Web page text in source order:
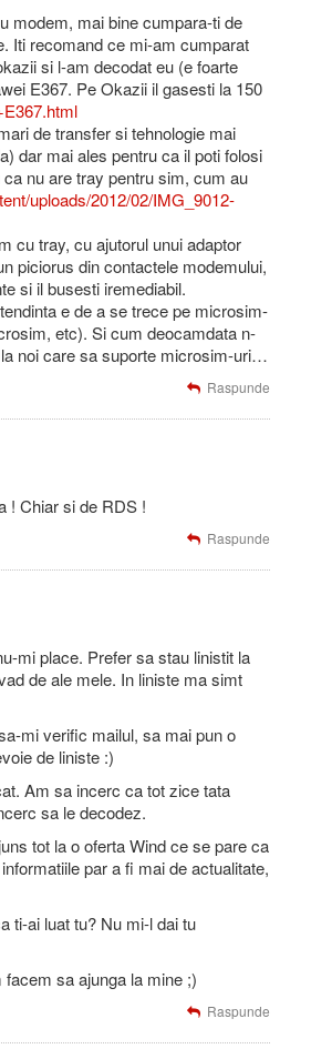
modem, mai bine cumpara-ti de
Iti recomand ce mi-am cumparat
si l-am decodat eu (e foarte
E367. Pe Okazii il gasesti la 150
de transfer si tehnologie mai
dar mai ales pentru ca il poti folosi
nu are tray pentru sim, cum au
uploads/2012/02/IMG_9012-
cu tray, cu ajutorul unui adaptor
piciorus din contactele modemului,
si il busesti iremediabil.
e de a se trece pe microsim-
etc). Si cum deocamdata n-
noi care sa suporte microsim-uri…
Raspunde
! Chiar si de RDS !
Raspunde
mi place. Prefer sa stau linistit la
de ale mele. In liniste ma simt
mi verific mailul, sa mai pun o
de liniste :)
Am sa incerc ca tot zice tata
sa le decodez.
tot la o oferta Wind ce se pare ca
par a fi mai de actualitate,
ti-ai luat tu? Nu mi-l dai tu
sa ajunga la mine ;)
Raspunde